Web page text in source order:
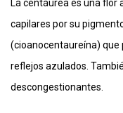
La centáurea es una flor
capilares por su
(cioanocentaureína) que
reflejos azulados.
descongestionantes.